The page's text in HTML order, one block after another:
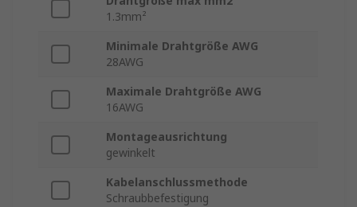
1.3mm²
Minimale Drahtgröße AWG
28AWG
Maximale Drahtgröße AWG
16AWG
Montageausrichtung
gewinkelt
Kabelanschlussmethode
Schraubbefestigung